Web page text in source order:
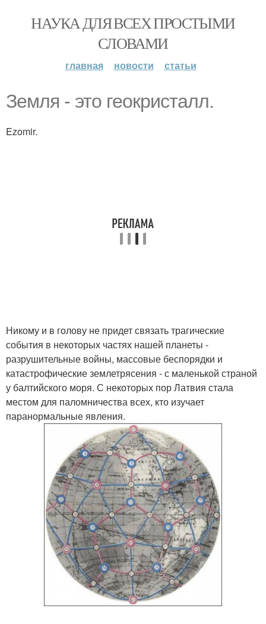
НАУКА ДЛЯ ВСЕХ ПРОСТЫМИ
СЛОВАМИ
главная новости статьи
Земля - это геокристалл.
Ezomir.
Никому и в голову не придет связать трагические
события в некоторых частях нашей планеты -
разрушительные войны, массовые беспорядки и
катастрофические землетрясения - с маленькой страной
у балтийского моря. С некоторых пор Латвия стала
местом для паломничества всех, кто изучает
паранормальные явления.